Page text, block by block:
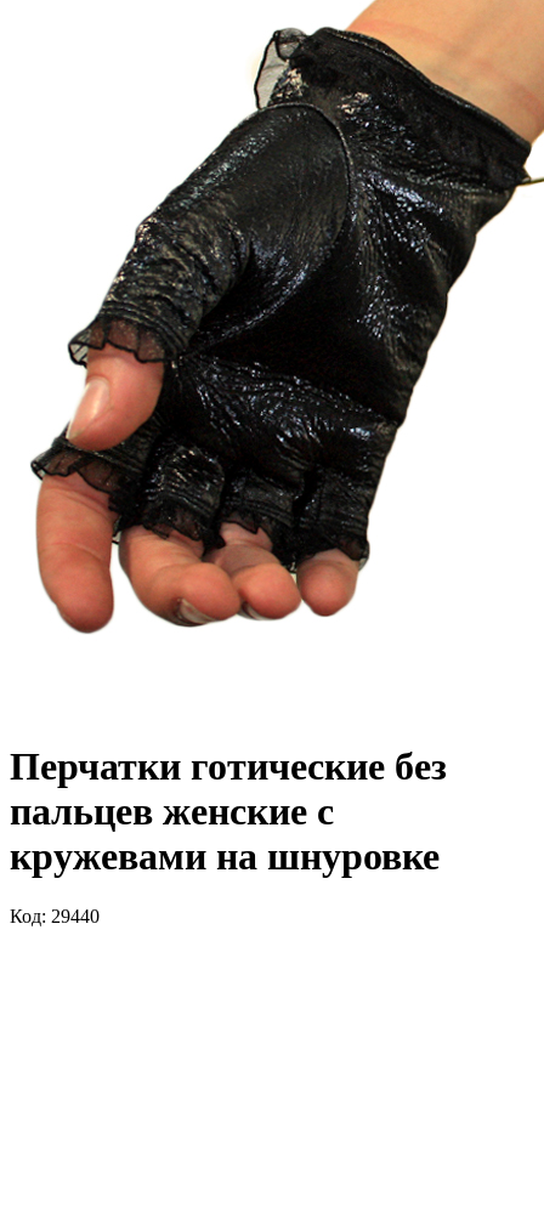
Перчатки готические без
пальцев женские с
кружевами на шнуровке
Код: 29440